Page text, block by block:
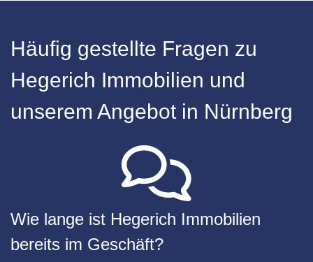
Häufig gestellte Fragen zu
Hegerich Immobilien und
unserem Angebot in Nürnberg
Wie lange ist Hegerich Immobilien
bereits im Geschäft?